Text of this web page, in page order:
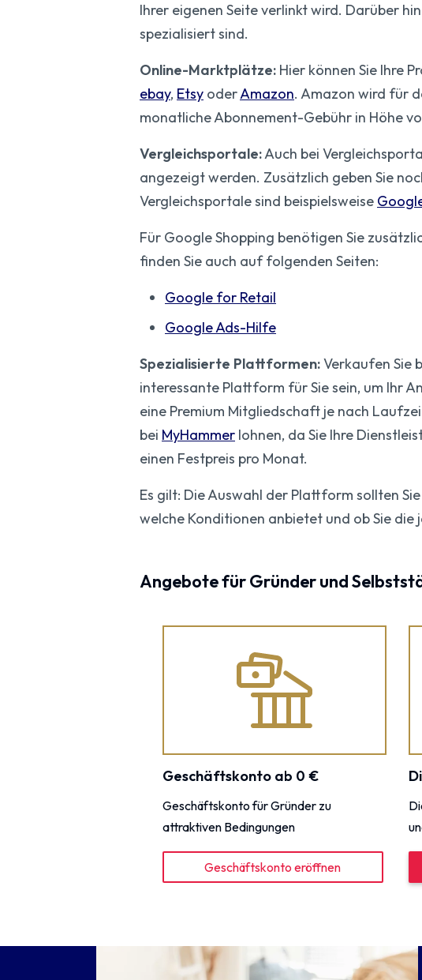
Ihrer eigenen Seite verlinkt wird. Darüber
spezialisiert sind.
Online-Marktplätze: Hier können Sie Ihre
ebay, Etsy oderAmazon. Amazon wird für
monatliche Abonnement-Gebühr in Höhe
Vergleichsportale:Auch bei
angezeigt werden. Zusätzlich geben Sie
Vergleichsportale sind beispielsweise
Für Google Shopping benötigen Sie
finden Sie auch auf folgenden Seiten:
Google for Retail
Google Ads-Hilfe
Spezialisierte Plattformen:Verkaufen Sie
interessante Plattform für Sie sein, um Ihr
eine Premium Mitgliedschaft je nach
bei MyHammer lohnen, da Sie Ihre
einen Festpreis pro Monat.
Es gilt: Die Auswahl der Plattform sollten
welche Konditionen anbietet und ob Sie
Angebote für Gründer und
Geschäftskonto ab 0 €
Geschäftskonto für Gründer zu
attraktiven Bedingungen
Geschäftskonto eröffnen